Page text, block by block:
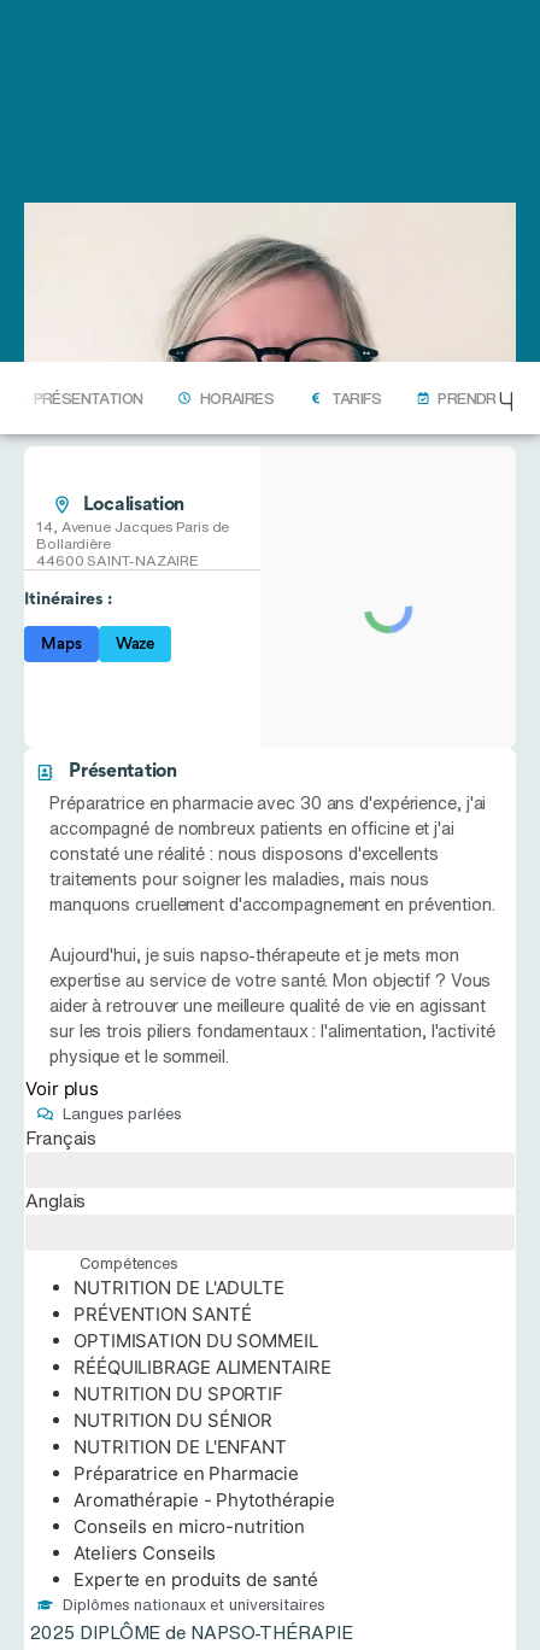
PRÉSENTATION HORAIRES TARIFS PRENDRE RDV
Présentation
Préparatrice en pharmacie avec 30 ans d'expérience, j'ai
accompagné de nombreux patients en officine et j'ai
constaté une réalité : nous disposons d'excellents
traitements pour soigner les maladies, mais nous
manquons cruellement d'accompagnement en prévention.
Aujourd'hui, je suis napso-thérapeute et je mets mon
expertise au service de votre santé. Mon objectif ? Vous
aider à retrouver une meilleure qualité de vie en agissant
sur les trois piliers fondamentaux : l'alimentation, l'activité
physique et le sommeil.
Voir plus
Langues parlées
Français
Anglais
Compétences
NUTRITION DE L'ADULTE
PRÉVENTION SANTÉ
OPTIMISATION DU SOMMEIL
RÉÉQUILIBRAGE ALIMENTAIRE
NUTRITION DU SPORTIF
NUTRITION DU SÉNIOR
NUTRITION DE L'ENFANT
Préparatrice en Pharmacie
Aromathérapie - Phytothérapie
Conseils en micro-nutrition
Ateliers Conseils
Experte en produits de santé
Diplômes nationaux et universitaires
2025 DIPLÔME de NAPSO-THÉRAPIE
Localisation
14, Avenue Jacques Paris de
Bollardière
44600 SAINT-NAZAIRE
Itinéraires :
Maps Waze